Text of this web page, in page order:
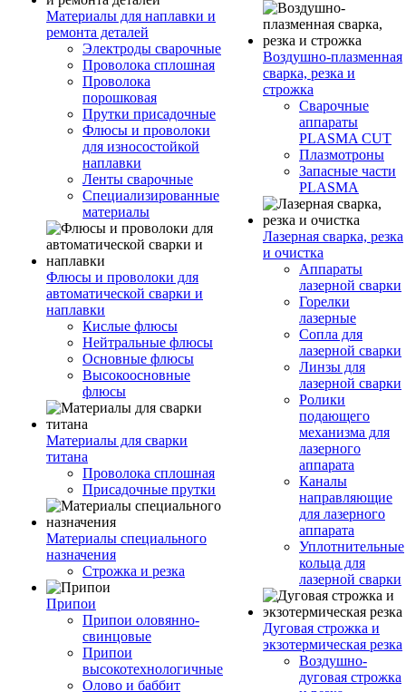
Материалы для наплавки и
ремонта деталей
Электроды сварочные
Проволока сплошная
Проволока
порошковая
Прутки присадочные
Флюсы и проволоки
для износостойкой
наплавки
Ленты сварочные
Специализированные
материалы
Флюсы и проволоки для
автоматической сварки и
наплавки
Кислые флюсы
Нейтральные флюсы
Основные флюсы
Высокоосновные
флюсы
Материалы для сварки
титана
Проволока сплошная
Присадочные прутки
Материалы специального
назначения
Строжка и резка
Припои
Припои оловянно-
свинцовые
Припои
высокотехнологичные
Олово и баббит
Воздушно-плазменная
сварка, резка и
строжка
Сварочные
аппараты
PLASMA CUT
Плазмотроны
Запасные части
PLASMA
Лазерная сварка, резка
и очистка
Аппараты
лазерной сварки
Горелки
лазерные
Сопла для
лазерной сварки
Линзы для
лазерной сварки
Ролики
подающего
механизма для
лазерного
аппарата
Каналы
направляющие
для лазерного
аппарата
Уплотнительные
кольца для
лазерной сварки
Дуговая строжка и
экзотермическая резка
Воздушно-
дуговая строжка